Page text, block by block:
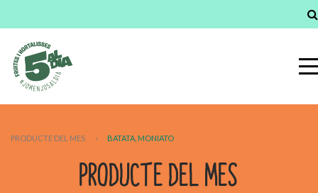
PRODUCTE DEL MES › BATATA, MONIATO
PRODUCTE DEL MES